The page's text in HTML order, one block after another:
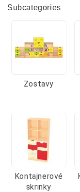
Subcategories
Zostavy
Kontajnerové
skrinky